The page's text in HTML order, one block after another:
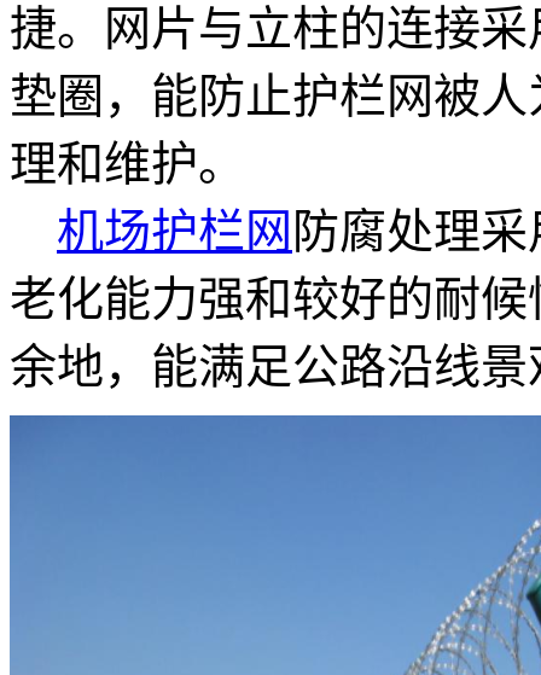
捷。网片与立柱的连接
垫圈，能防止护栏网被
理和维护。
机场护栏网 防腐处理
老化能力强和较好的耐
余地，能满足公路沿线